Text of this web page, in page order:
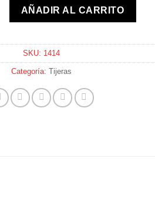
y nariz cantidad
AÑADIR AL CARRITO
SKU: 1414
Categoría: Tijeras